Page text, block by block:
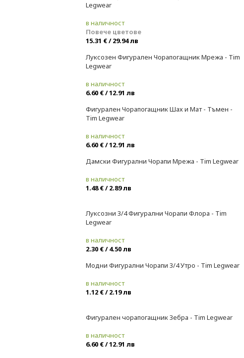
Legwear
в наличност
Повече цветове
15.31 € / 29.94 лв
Луксозен Фигурален Чорапогащник Мрежа - Tim
Legwear
в наличност
6.60 € / 12.91 лв
Фигурален Чорапогащник Шах и Мат - Тъмен -
Tim Legwear
в наличност
6.60 € / 12.91 лв
Дамски Фигурални Чорапи Мрежа - Tim Legwear
в наличност
1.48 € / 2.89 лв
Луксозни 3/4 Фигурални Чорапи Флора - Tim
Legwear
в наличност
2.30 € / 4.50 лв
Модни Фигурални Чорапи 3/4 Утро - Tim Legwear
в наличност
1.12 € / 2.19 лв
Фигурален чорапогащник Зебра - Tim Legwear
в наличност
6.60 € / 12.91 лв